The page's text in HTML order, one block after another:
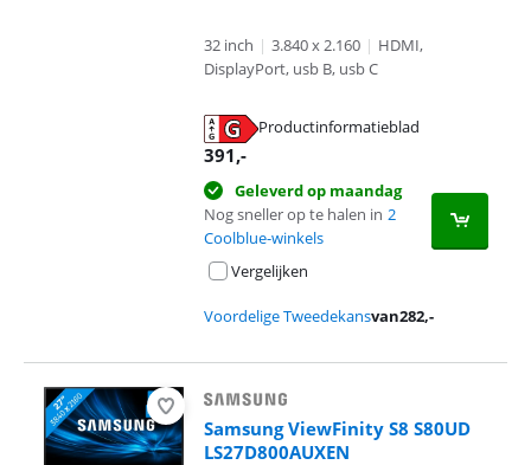
32 inch | 3.840 x 2.160 | HDMI,
DisplayPort, usb B, usb C
Productinformatieblad
391,-
Geleverd op maandag
Nog sneller op te halen in 2
Coolblue-winkels
Vergelijken
Voordelige Tweedekansvan282,-
Samsung ViewFinity S8 S80UD
LS27D800AUXEN